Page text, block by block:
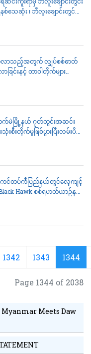
သေဆုံး ၊ ဘီလူးချောင်းတွင်
သူများ ရှိနေ။
လာသည့်အတွက် လျှပ်စစ်ဓာတ်
ာခြင်းနှင့် တာဝါတိုက်များ
ခြင်းများကြောင့်သုံးစွဲမှုနှင့်
မျှတဖြစ်နေ။
က်မဲမြို့နယ် ဂုတ်တွင်းအဆင်း
စီးတိုက်မူဖြစ်ပွားပြီးလမ်းပိတ်
ကင်တပ်ကီပြည်နယ်တွင်လေ့ကျင့်
Hawk စစ်ရဟတ်ယာဉ်နှစ်
က်မိပျက်ကျရာ အနည်းဆုံး
1342 1343 1344
Page 1344 of 2038
Meets Daw